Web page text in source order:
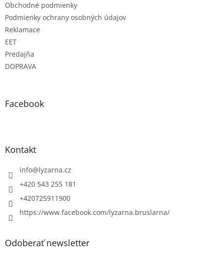
Obchodné podmienky
Podmienky ochrany osobných údajov
Reklamace
EET
Predajňa
DOPRAVA
Facebook
Kontakt
info@lyzarna.cz
+420 543 255 181
+420725911900
https://www.facebook.com/lyzarna.bruslarna/
Odoberať newsletter